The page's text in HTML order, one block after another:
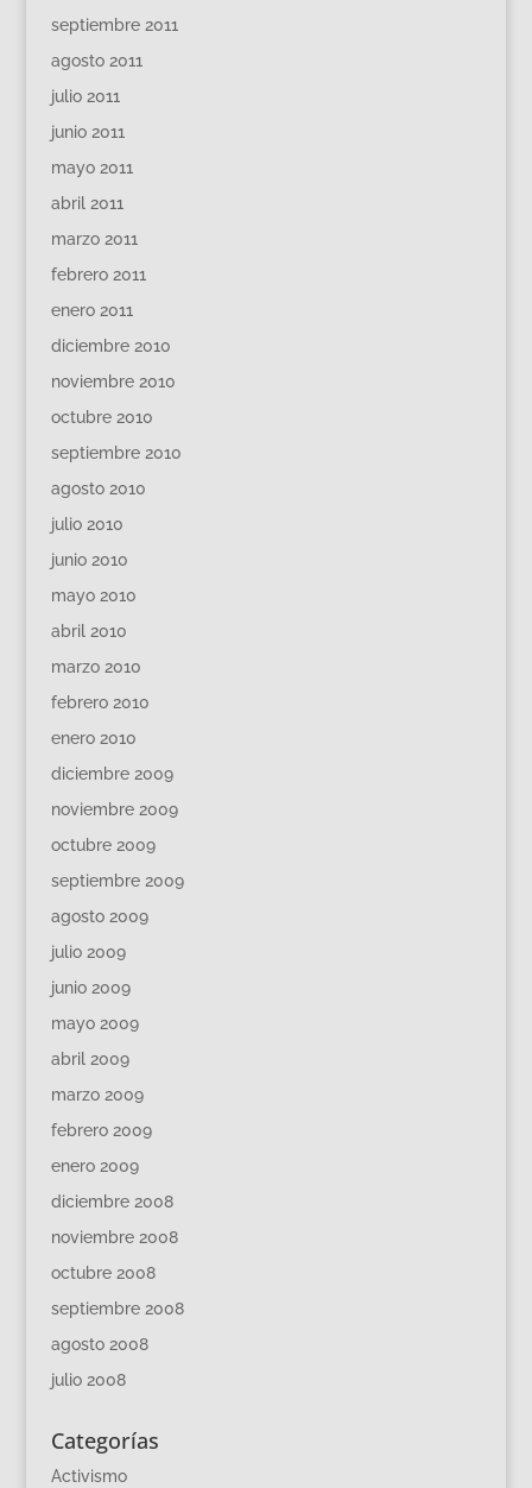
septiembre 2011
agosto 2011
julio 2011
junio 2011
mayo 2011
abril 2011
marzo 2011
febrero 2011
enero 2011
diciembre 2010
noviembre 2010
octubre 2010
septiembre 2010
agosto 2010
julio 2010
junio 2010
mayo 2010
abril 2010
marzo 2010
febrero 2010
enero 2010
diciembre 2009
noviembre 2009
octubre 2009
septiembre 2009
agosto 2009
julio 2009
junio 2009
mayo 2009
abril 2009
marzo 2009
febrero 2009
enero 2009
diciembre 2008
noviembre 2008
octubre 2008
septiembre 2008
agosto 2008
julio 2008
Categorías
Activismo